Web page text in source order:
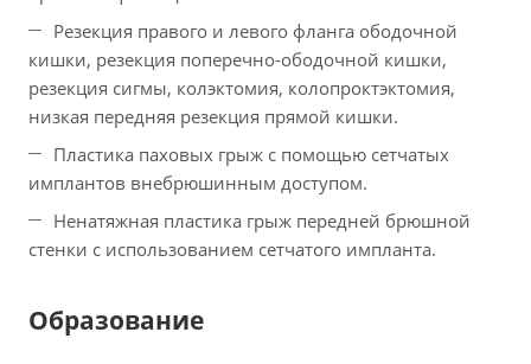
Резекция правого и левого фланга ободочной
кишки, резекция поперечно-ободочной кишки,
резекция сигмы, колэктомия, колопроктэктомия,
низкая передняя резекция прямой кишки.
Пластика паховых грыж с помощью сетчатых
имплантов внебрюшинным доступом.
Ненатяжная пластика грыж передней брюшной
стенки с использованием сетчатого импланта.
Образование